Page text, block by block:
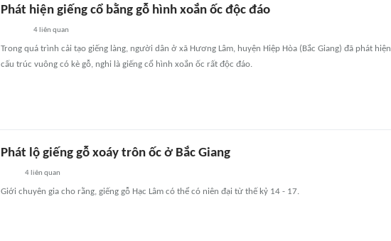
Phát hiện giếng cổ bằng gỗ hình xoắn ốc độc đáo
4liên quan
Trong quá trình cải tạo giếng làng, người dân ở xã Hương Lâm, huyện Hiệp Hòa (Bắc Giang) đã phát hiện
cấu trúc vuông có kè gỗ, nghi là giếng cổ hình xoắn ốc rất độc đáo.
Phát lộ giếng gỗ xoáy trôn ốc ở Bắc Giang
4liên quan
Giới chuyên gia cho rằng, giếng gỗ Hạc Lâm có thể có niên đại từ thế kỷ 14 - 17.